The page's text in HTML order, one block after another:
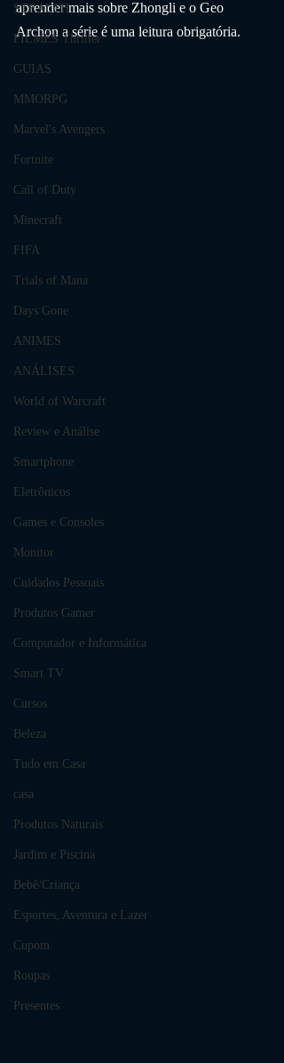
STEALTH
FILMES Thriller
GUIAS
MMORPG
Marvel's Avengers
Fortnite
Call of Duty
Minecraft
FIFA
Trials of Mana
Days Gone
ANIMES
ANÁLISES
World of Warcraft
Review e Análise
Smartphone
Eletrônicos
Games e Consoles
Monitor
Cuidados Pessoais
Produtos Gamer
Computador e Informática
Smart TV
Cursos
Beleza
Tudo em Casa
casa
Produtos Naturais
Jardim e Piscina
Bebê/Criança
Esportes, Aventura e Lazer
Cupom
Roupas
Presentes
aprender mais sobre Zhongli e o Geo
Archon a série é uma leitura obrigatória.